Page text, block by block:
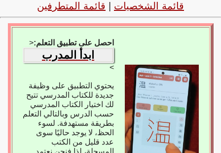
قائمة الشخصيات قائمة المتطرفين
احصل على تطبيق التعلم:<
ابدأ المدرب
>
يحتوي التطبيق على وظيفة
جديدة للكتاب المدرسي تتيح
لك اختيار الكتاب المدرسي
حسب الدرس وبالتالي التعلم
بطريقة مستهدفة. لسوء
الحظ، لا يوجد حاليًا سوى
عدد قليل من الكتب
المسجلة، لذا فنحن نعتمد